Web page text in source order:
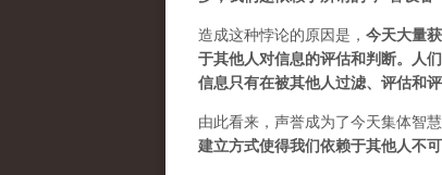
造成这种悖论的原因是， 今天大量
于其他人对信息的评估和判断。
人
信息只有在被其他人过滤、评估和
由此看来，声誉成为了今天集体智
建立方式使得我们依赖于其他人不